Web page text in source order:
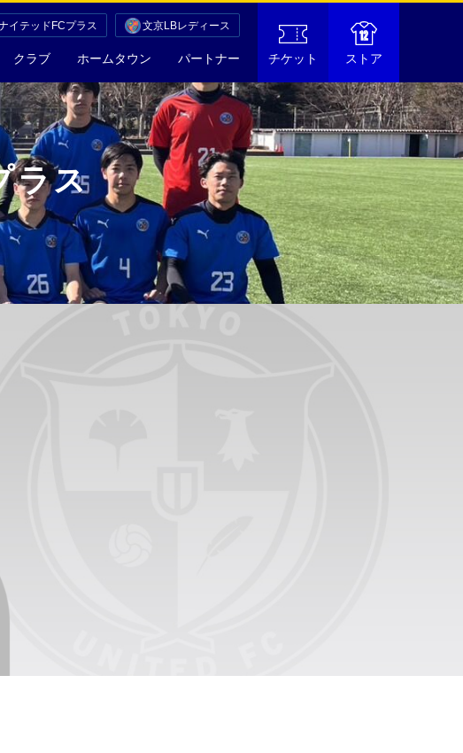
クラブ ホームタウン パートナー チケット ストア
イテッドFCプラス 文京LBレディース
ラス